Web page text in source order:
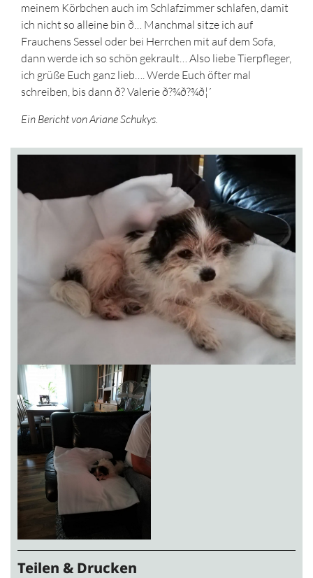
meinem Körbchen auch im Schlafzimmer schlafen, damit
ich nicht so alleine bin ð… Manchmal sitze ich auf
Frauchens Sessel oder bei Herrchen mit auf dem Sofa,
dann werde ich so schön gekrault… Also liebe Tierpfleger,
ich grüße Euch ganz lieb…. Werde Euch öfter mal
schreiben, bis dann ð? Valerie ð?¾ð?¾ð¦´
Ein Bericht von Ariane Schukys.
Teilen & Drucken